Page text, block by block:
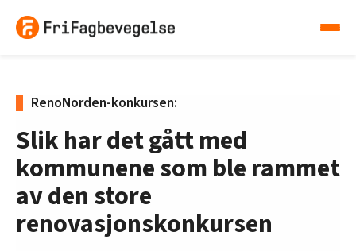
RenoNorden-konkursen:
Slik har det gått med
kommunene som ble rammet
av den store
renovasjonskonkursen